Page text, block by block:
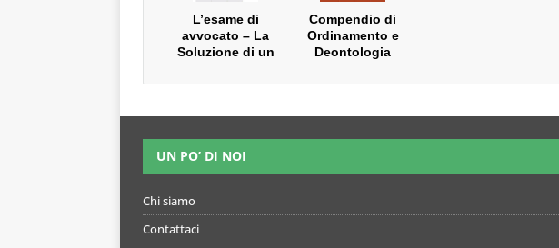
L’esame di
avvocato – La
Soluzione di un
orale rafforzata
Compendio di
Ordinamento e
Deontologia
UN PO’ DI NOI
Chi siamo
Contattaci